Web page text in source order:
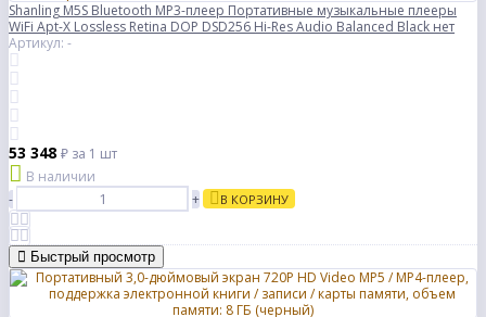
Shanling M5S Bluetooth MP3-плеер Портативные музыкальные плееры
WiFi Apt-X Lossless Retina DOP DSD256 Hi-Res Audio Balanced Black нет
Артикул: -
53 348 ₽ за 1 шт
В наличии
-
+ В КОРЗИНУ
Быстрый просмотр